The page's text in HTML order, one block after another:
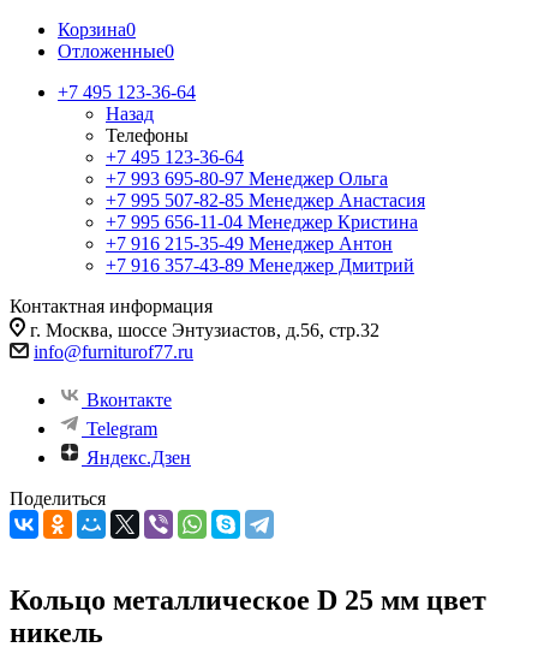
Корзина0
Отложенные0
+7 495 123-36-64
Назад
Телефоны
+7 495 123-36-64
+7 993 695-80-97 Менеджер Ольга
+7 995 507-82-85 Менеджер Анастасия
+7 995 656-11-04 Менеджер Кристина
+7 916 215-35-49 Менеджер Антон
+7 916 357-43-89 Менеджер Дмитрий
Контактная информация
г. Москва, шоссе Энтузиастов, д.56, стр.32
info@furniturof77.ru
Вконтакте
Telegram
Яндекс.Дзен
Поделиться
Кольцо металлическое D 25 мм цвет
никель